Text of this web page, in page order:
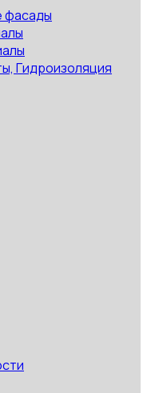
фасады
Гидроизоляция